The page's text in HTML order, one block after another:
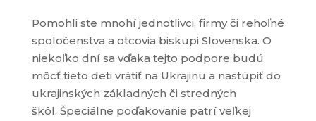
Pomohli ste mnohí jednotlivci, firmy či rehoľné
spoločenstva a otcovia biskupi Slovenska. O
niekoľko dní sa vďaka tejto podpore budú
môcť tieto deti vrátiť na Ukrajinu a nastúpiť do
ukrajinských základných či stredných
škôl. Špeciálne poďakovanie patrí veľkej